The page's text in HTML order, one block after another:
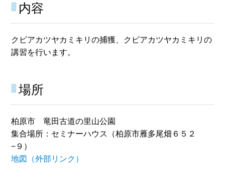
内容
クビアカツヤカミキリの捕獲、クビアカツヤカミキリの
講習を行います。
場所
柏原市 竜田古道の里山公園
集合場所：セミナーハウス（柏原市雁多尾畑６５２
−９）
地図（外部リンク）